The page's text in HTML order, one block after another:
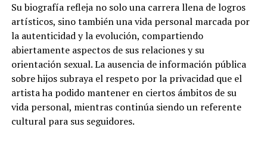
Su biografía refleja no solo una carrera llena de logros
artísticos, sino también una vida personal marcada por
la autenticidad y la evolución, compartiendo
abiertamente aspectos de sus relaciones y su
orientación sexual. La ausencia de información pública
sobre hijos subraya el respeto por la privacidad que el
artista ha podido mantener en ciertos ámbitos de su
vida personal, mientras continúa siendo un referente
cultural para sus seguidores.